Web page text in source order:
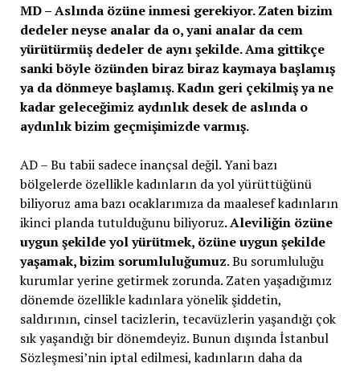
MD – Aslında özüne inmesi gerekiyor. Zaten bizim
dedeler neyse analar da o, yani analar da cem
yürütürmüş dedeler de aynı şekilde. Ama gittikçe
sanki böyle özünden biraz biraz kaymaya başlamış
ya da dönmeye başlamış. Kadın geri çekilmiş ya ne
kadar geleceğimiz aydınlık desek de aslında o
aydınlık bizim geçmişimizde varmış.
AD – Bu tabii sadece inançsal değil. Yani bazı
bölgelerde özellikle kadınların da yol yürüttüğünü
biliyoruz ama bazı ocaklarımıza da maalesef kadınların
ikinci planda tutulduğunu biliyoruz. Aleviliğin özüne
uygun şekilde yol yürütmek, özüne uygun şekilde
yaşamak, bizim sorumluluğumuz. Bu sorumluluğu
kurumlar yerine getirmek zorunda. Zaten yaşadığımız
dönemde özellikle kadınlara yönelik şiddetin,
saldırının, cinsel tacizlerin, tecavüzlerin yaşandığı çok
sık yaşandığı bir dönemdeyiz. Bunun dışında İstanbul
Sözleşmesi’nin iptal edilmesi, kadınların daha da